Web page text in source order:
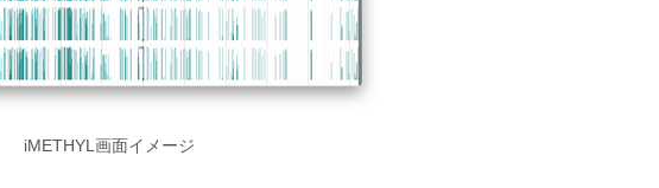
iMETHYL画面イメージ